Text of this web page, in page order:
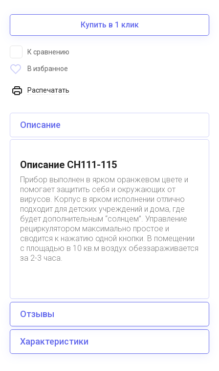
Купить в 1 клик
К сравнению
В избранное
Распечатать
Описание
Описание СH111-115
Прибор выполнен в ярком оранжевом цвете и
помогает защитить себя и окружающих от
вирусов. Корпус в ярком исполнении отлично
подходит для детских учреждений и дома, где
будет дополнительным “солнцем”. Управление
рециркулятором максимально простое и
сводится к нажатию одной кнопки. В помещении
с площадью в 10 кв.м воздух обеззараживается
за 2-3 часа.
Отзывы
Характеристики